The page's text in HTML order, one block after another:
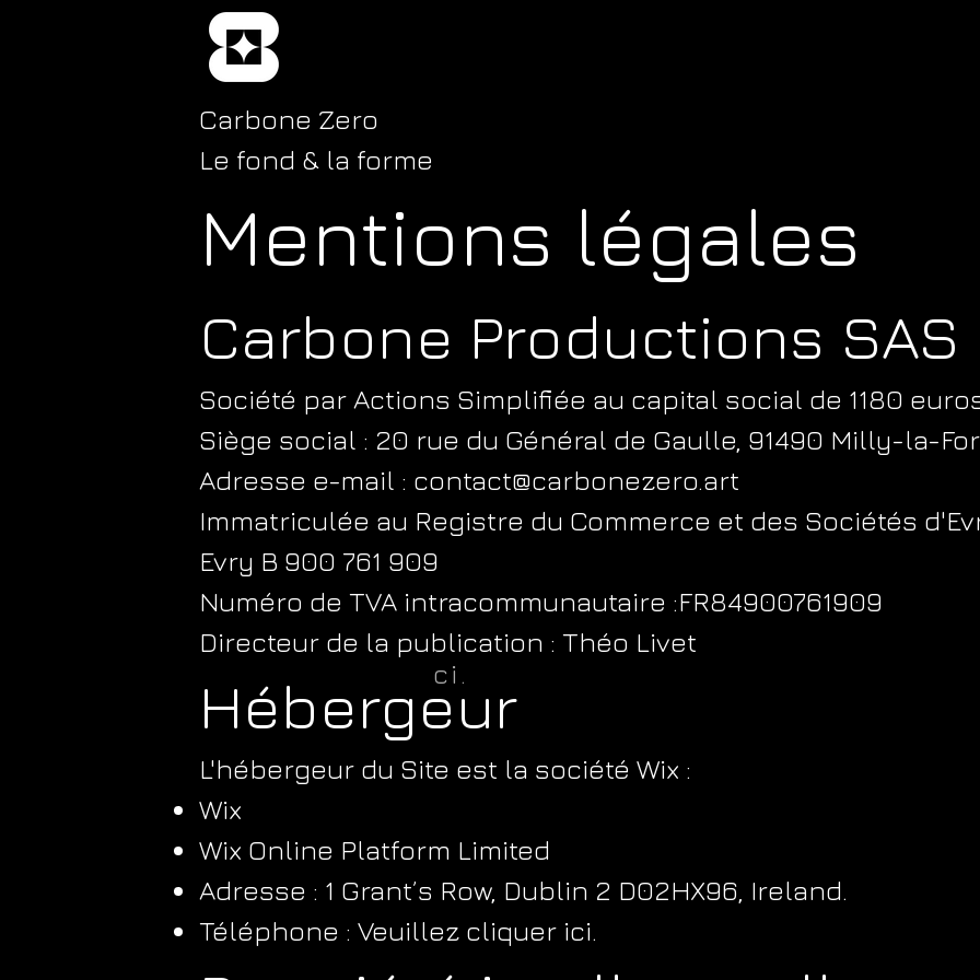
Carbone Zero
Le fond & la forme
Mentions légales
Carbone Productions SAS
Société par Actions Simplifiée au capital social de 1180
Siège social : 20 rue du Général de Gaulle, 91490 Milly-la-
Adresse e-mail : contact@carbonezero.art
Immatriculée au Registre du Commerce et des Sociétés
Evry B 900 761 909
Numéro de TVA intracommunautaire :FR84900761909
Directeur de la publication : Théo Livet
Hébergeur
L'hébergeur du Site est la société Wix :
Wix
Wix Online Platform Limited
Adresse : 1 Grant’s Row, Dublin 2 D02HX96, Ireland.
Téléphone : Veuillez cliquer ici.
ici.